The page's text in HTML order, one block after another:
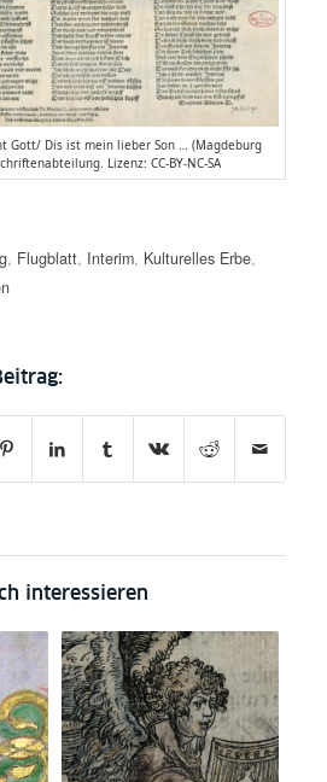
Gott/ Dis ist mein lieber Son … (Magdeburg
Lizenz: CC-BY-NC-SA
, Flugblatt, Interim, Kulturelles Erbe,
interessieren